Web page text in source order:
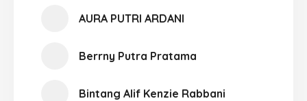
AURA PUTRI ARDANI
Berrny Putra Pratama
Bintang Alif Kenzie Rabbani